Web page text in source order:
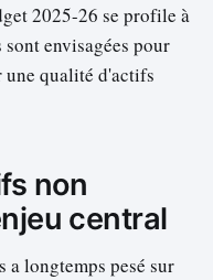
2025-26 se profile à
envisagées pour
une qualité d'actifs
non
central
longtemps pesé sur